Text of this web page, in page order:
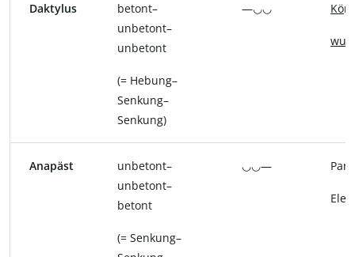
Daktylus
betont–
unbetont–
unbetont
(= Hebung–
Senkung–
Senkung)
—◡◡ Kö
wun
Anapäst
unbetont–
unbetont–
betont
(= Senkung–
◡◡— Para
Ele